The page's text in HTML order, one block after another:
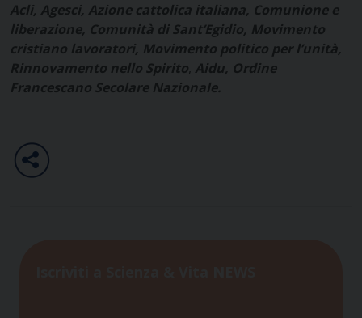
Acli, Agesci, Azione cattolica italiana, Comunione e
liberazione, Comunità di Sant’Egidio, Movimento
cristiano lavoratori, Movimento politico per l’unità,
Rinnovamento nello Spirito, Aidu, Ordine
Francescano Secolare Nazionale.